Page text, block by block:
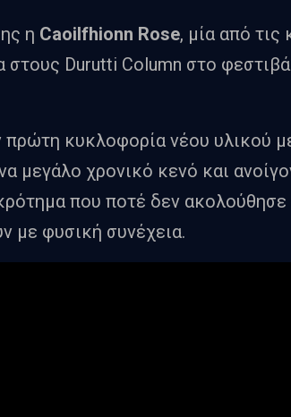
η Caoilfhionn Rose, μία από τις
Durutti Column στο
πρώτη κυκλοφορία νέου υλικού
μεγάλο χρονικό κενό και
που ποτέ δεν ακολούθησε
με φυσική συνέχεια.